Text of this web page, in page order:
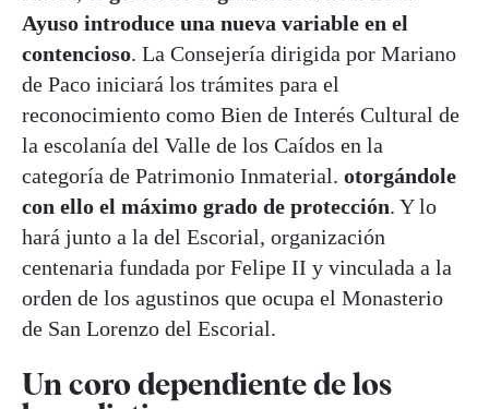
Ayuso introduce una nueva variable en el
contencioso. La Consejería dirigida por Mariano
de Paco iniciará los trámites para el
reconocimiento como Bien de Interés Cultural de
la escolanía del Valle de los Caídos en la
categoría de Patrimonio Inmaterial. otorgándole
con ello el máximo grado de protección. Y lo
hará junto a la del Escorial, organización
centenaria fundada por Felipe II y vinculada a la
orden de los agustinos que ocupa el Monasterio
de San Lorenzo del Escorial.
Un coro dependiente de los